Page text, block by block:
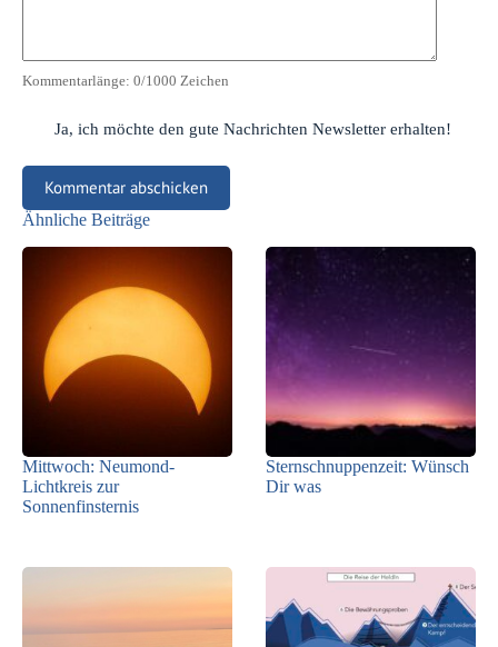
Kommentarlänge: 0/1000 Zeichen
Ja, ich möchte den gute Nachrichten Newsletter erhalten!
Kommentar abschicken
Ähnliche Beiträge
Mittwoch: Neumond-
Lichtkreis zur
Sonnenfinsternis
Sternschnuppenzeit: Wünsch
Dir was